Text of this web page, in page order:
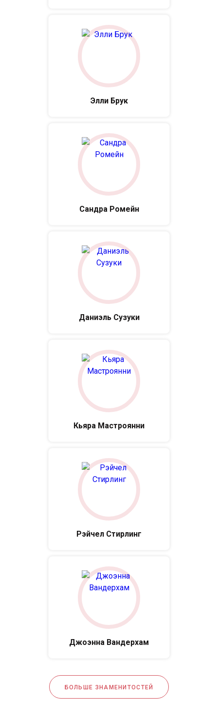
Элли Брук
Сандра Ромейн
Даниэль Сузуки
Кьяра Мастроянни
Рэйчел Стирлинг
Джоэнна Вандерхам
БОЛЬШЕ ЗНАМЕНИТОСТЕЙ